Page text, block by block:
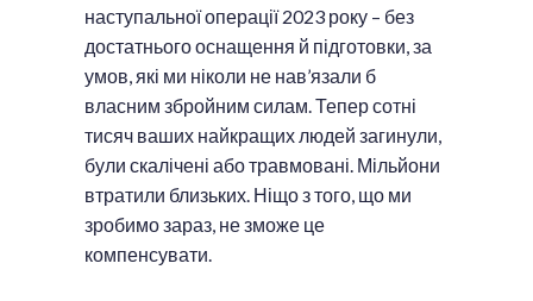
наступальної операції 2023 року – без
достатнього оснащення й підготовки, за
умов, які ми ніколи не нав’язали б
власним збройним силам. Тепер сотні
тисяч ваших найкращих людей загинули,
були скалічені або травмовані. Мільйони
втратили близьких. Ніщо з того, що ми
зробимо зараз, не зможе це
компенсувати.